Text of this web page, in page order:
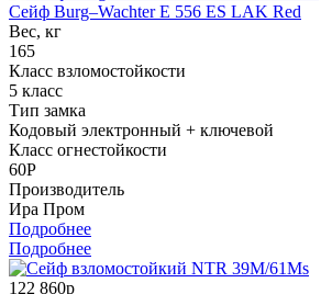
Сейф Burg–Wachter E 556 ES LAK Red
Вес, кг
165
Класс взломостойкости
5 класс
Тип замка
Кодовый электронный + ключевой
Класс огнестойкости
60P
Производитель
Ира Пром
Подробнее
Подробнее
122 860р